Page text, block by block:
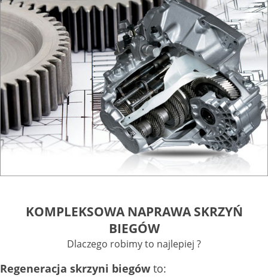
KOMPLEKSOWA NAPRAWA SKRZYŃ
BIEGÓW
Dlaczego robimy to najlepiej ?
Regeneracja skrzyni biegów to: